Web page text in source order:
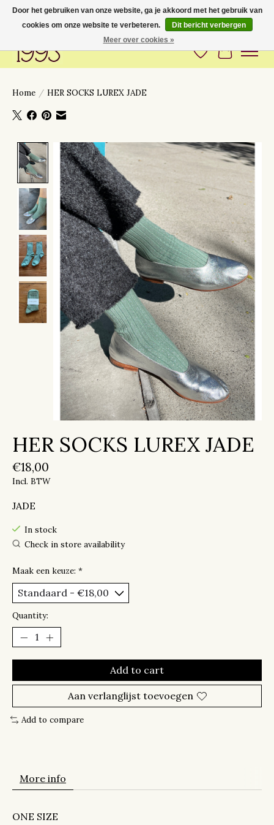
Love to have you around
Verlanglijst
Home / HER SOCKS LUREX JADE
Product image slideshow Items
HER SOCKS LUREX JADE
€18,00
Incl. BTW
JADE
In stock
Check in store availability
Maak een keuze: *
Quantity:
Add to cart
Aan verlanglijst toevoegen
Add to compare
More info
ONE SIZE
Door het gebruiken van onze website, ga je akkoord met het gebruik van
cookies om onze website te verbeteren.
Dit bericht verbergen
Meer over cookies »